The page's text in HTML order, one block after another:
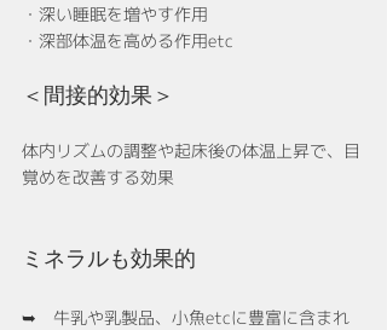
・深い睡眠を増やす作用
・深部体温を高める作用etc
＜間接的効果＞
体内リズムの調整や起床後の体温上昇で、目
覚めを改善する効果
ミネラルも効果的
➥　牛乳や乳製品、小魚etcに豊富に含まれ